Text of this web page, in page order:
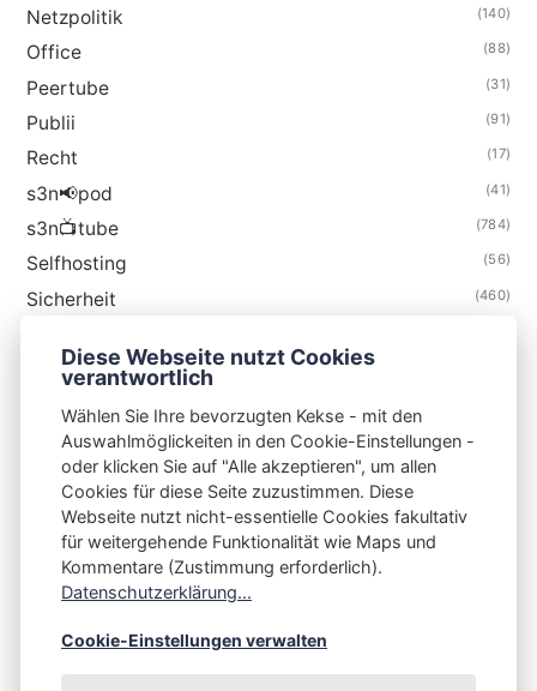
Netzpolitik (140)
Office (88)
Peertube (31)
Publii (91)
Recht (17)
s3n📢pod (41)
s3n📺tube (784)
Selfhosting (56)
Sicherheit (460)
Thunderbird
S3N🧩NET
Integrating Open-Source Blog Network (iOSBN)
Impressum
Kontakt
Diese Webseite nutzt Cookies
verantwortlich
Wählen Sie Ihre bevorzugten Kekse - mit den
Auswahlmöglickeiten in den Cookie-Einstellungen -
oder klicken Sie auf "Alle akzeptieren", um allen
Cookies für diese Seite zuzustimmen. Diese
Webseite nutzt nicht-essentielle Cookies fakultativ
für weitergehende Funktionalität wie Maps und
Kommentare (Zustimmung erforderlich).
Datenschutzerklärung...
Cookie-Einstellungen verwalten